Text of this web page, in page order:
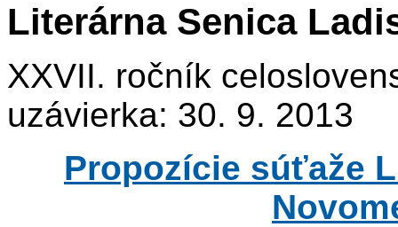
Literárna Senica
XXVII. ročník
uzávierka: 30. 9. 2013
Propozície súťaže